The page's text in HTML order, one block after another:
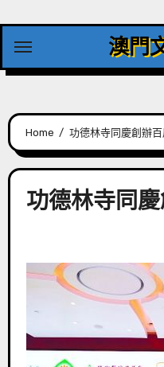
content
澳門
Home 功德林寺同慶創辦
功德林寺同